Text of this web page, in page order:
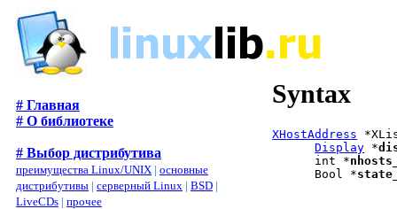
# Главная
# О библиотеке
# Выбор дистрибутива
преимущества Linux/UNIX | основные
дистрибутивы | серверный Linux | BSD |
LiveCDs | прочее
Syntax
XHostAddress
Display *
      int *
      Bool *